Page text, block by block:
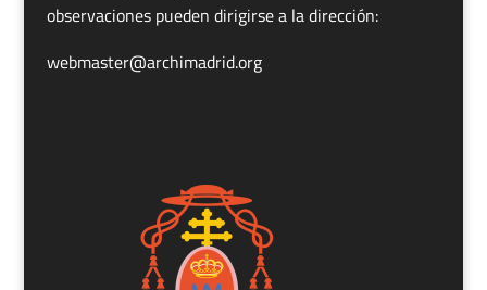
observaciones pueden dirigirse a la dirección:
webmaster@archimadrid.org